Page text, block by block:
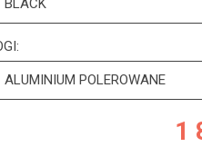
BLACK
ALUMINIUM POLEROWANE
1